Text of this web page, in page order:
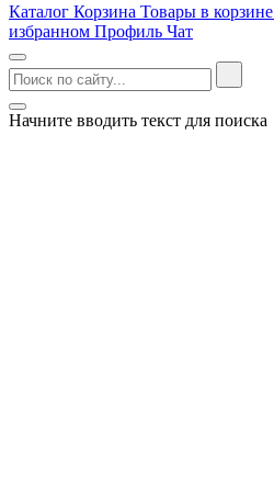
Каталог Корзина Товары в корзине
избранном Профиль Чат
Начните вводить текст для поиска